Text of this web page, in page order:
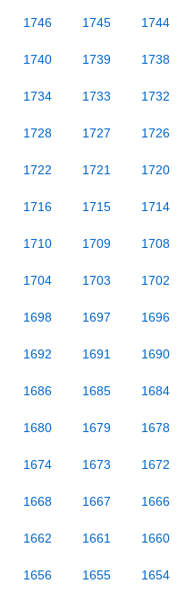
1746 1745 1744
1740 1739 1738
1734 1733 1732
1728 1727 1726
1722 1721 1720
1716 1715 1714
1710 1709 1708
1704 1703 1702
1698 1697 1696
1692 1691 1690
1686 1685 1684
1680 1679 1678
1674 1673 1672
1668 1667 1666
1662 1661 1660
1656 1655 1654